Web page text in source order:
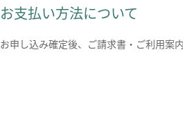
お支払い方法について
お申し込み確定後、ご請求書・ご利用案